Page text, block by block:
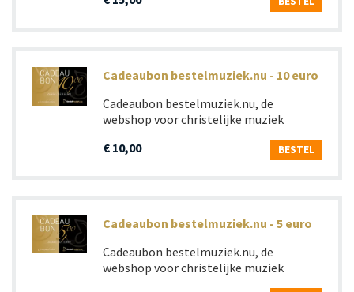
Cadeaubon bestelmuziek.nu - 10 euro
Cadeaubon bestelmuziek.nu, de
webshop voor christelijke muziek
€ 10,00
BESTEL
Cadeaubon bestelmuziek.nu - 5 euro
Cadeaubon bestelmuziek.nu, de
webshop voor christelijke muziek